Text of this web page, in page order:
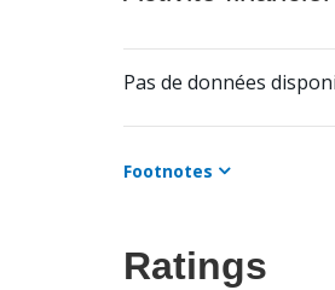
Pas de données
Footnotes
Ratings